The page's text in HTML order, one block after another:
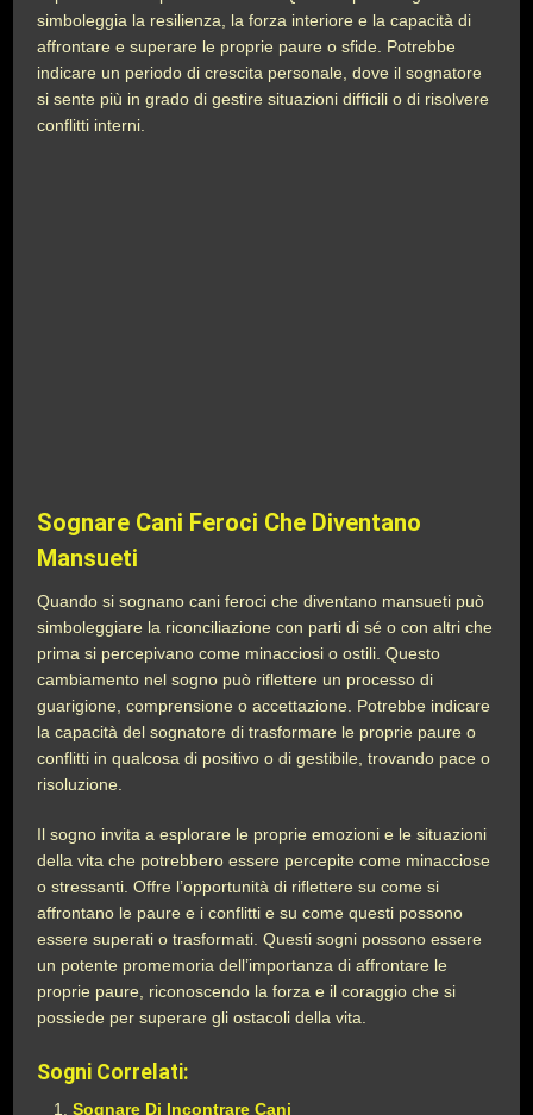
simboleggia la resilienza, la forza interiore e la capacità di
affrontare e superare le proprie paure o sfide. Potrebbe
indicare un periodo di crescita personale, dove il sognatore
si sente più in grado di gestire situazioni difficili o di risolvere
conflitti interni.
Sognare Cani Feroci Che Diventano
Mansueti
Quando si sognano cani feroci che diventano mansueti può
simboleggiare la riconciliazione con parti di sé o con altri che
prima si percepivano come minacciosi o ostili. Questo
cambiamento nel sogno può riflettere un processo di
guarigione, comprensione o accettazione. Potrebbe indicare
la capacità del sognatore di trasformare le proprie paure o
conflitti in qualcosa di positivo o di gestibile, trovando pace o
risoluzione.
Il sogno invita a esplorare le proprie emozioni e le situazioni
della vita che potrebbero essere percepite come minacciose
o stressanti. Offre l’opportunità di riflettere su come si
affrontano le paure e i conflitti e su come questi possono
essere superati o trasformati. Questi sogni possono essere
un potente promemoria dell’importanza di affrontare le
proprie paure, riconoscendo la forza e il coraggio che si
possiede per superare gli ostacoli della vita.
Sogni Correlati:
Sognare Di Incontrare Cani